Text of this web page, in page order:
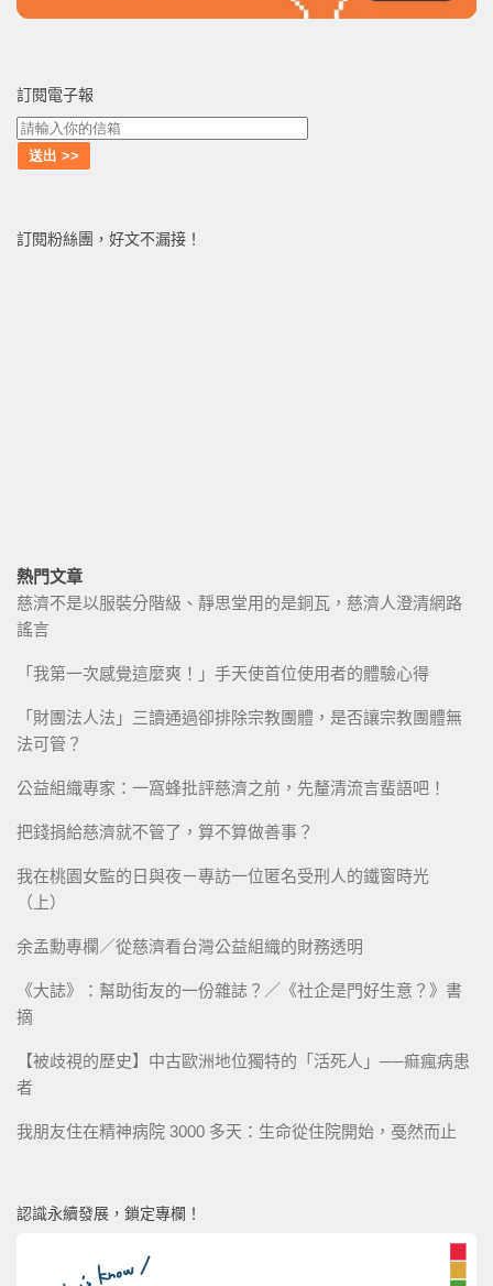
訂閱電子報
訂閱粉絲團，好文不漏接！
熱門文章
慈濟不是以服裝分階級、靜思堂用的是銅瓦，慈濟人澄清網路
謠言
「我第一次感覺這麼爽！」手天使首位使用者的體驗心得
「財團法人法」三讀通過卻排除宗教團體，是否讓宗教團體無
法可管？
公益組織專家：一窩蜂批評慈濟之前，先釐清流言蜚語吧！
把錢捐給慈濟就不管了，算不算做善事？
我在桃園女監的日與夜－專訪一位匿名受刑人的鐵窗時光
（上）
余孟勳專欄／從慈濟看台灣公益組織的財務透明
《大誌》：幫助街友的一份雜誌？／《社企是門好生意？》書
摘
【被歧視的歷史】中古歐洲地位獨特的「活死人」──痲瘋病患
者
我朋友住在精神病院 3000 多天：生命從住院開始，戞然而止
認識永續發展，鎖定專欄！